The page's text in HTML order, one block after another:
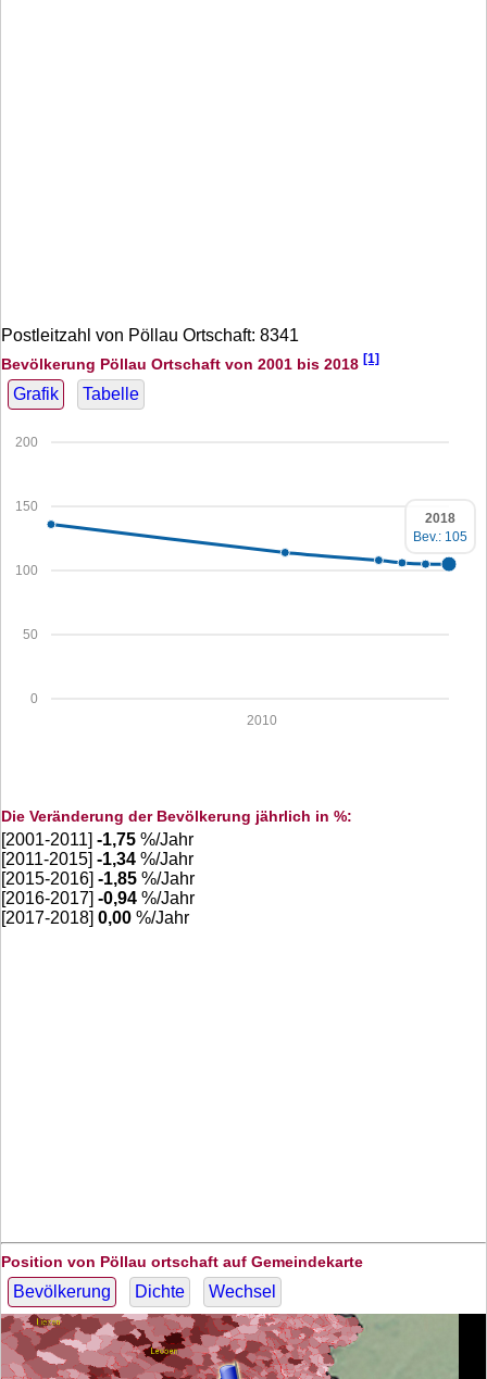
Postleitzahl von Pöllau Ortschaft: 8341
Bevölkerung Pöllau Ortschaft von 2001 bis 2018 [1]
Grafik Tabelle
0
50
100
150
200
2010
2018
Bev.: 105
Die Veränderung der Bevölkerung jährlich in %:
[2001-2011] -1,75 %/Jahr
[2011-2015] -1,34 %/Jahr
[2015-2016] -1,85 %/Jahr
[2016-2017] -0,94 %/Jahr
[2017-2018] 0,00 %/Jahr
Position von Pöllau ortschaft auf Gemeindekarte
Bevölkerung Dichte Wechsel